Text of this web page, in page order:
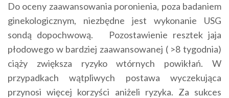
Do oceny zaawansowania poronienia, poza badaniem
ginekologicznym, niezbędne jest wykonanie USG
sondą dopochwową. Pozostawienie resztek jaja
płodowego w bardziej zaawansowanej ( >8 tygodnia)
ciąży zwiększa ryzyko wtórnych powikłań. W
przypadkach wątpliwych postawa wyczekująca
przynosi więcej korzyści aniżeli ryzyka. Za sukces